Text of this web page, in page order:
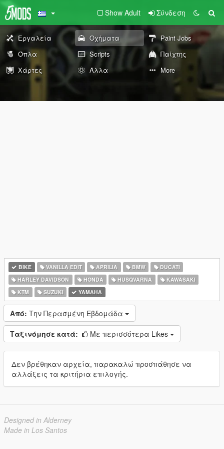
Show Adult Σύνδεση
Εργαλεία Οχήματα
Paint Jobs
Όπλα
Scripts
Παίχτης
Χάρτες
Άλλα More
BIKE VANILLA EDIT APRILIA BMW
DUCATI
HARLEY DAVIDSON
HONDA HUSQVARNA
KAWASAKI
KTM
SUZUKI YAMAHA
Από: Την Περασμένη Εβδομάδα
Ταξινόμησε κατά: Με περισσότερα Likes
Δεν βρέθηκαν αρχεία, παρακαλώ προσπάθησε να
αλλάξεις τα κριτήρια επιλογής.
Designed in Alderney
Made in Los Santos